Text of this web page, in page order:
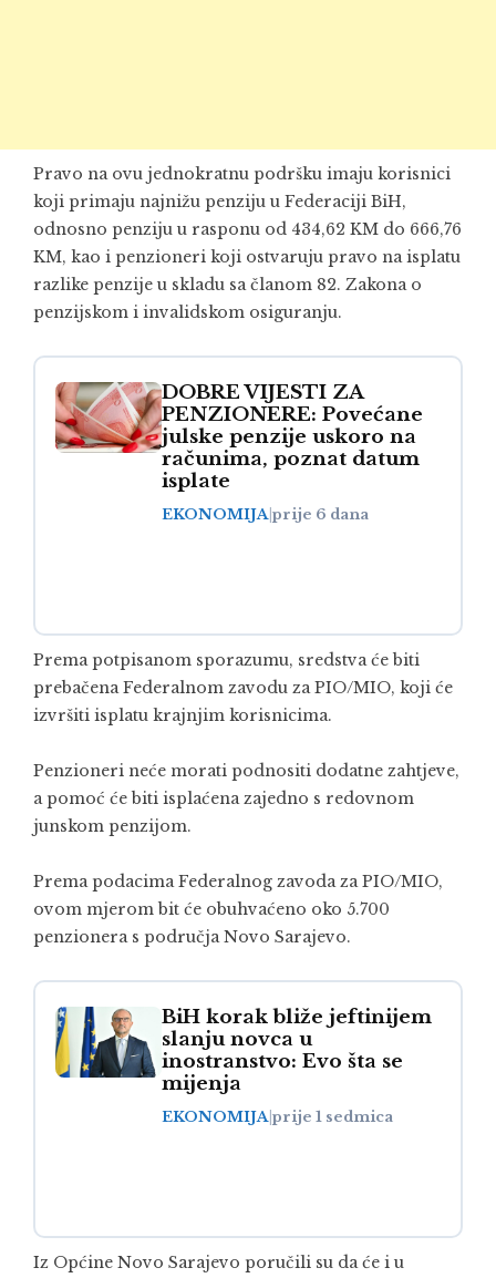
Pravo na ovu jednokratnu podršku imaju korisnici
koji primaju najnižu penziju u Federaciji BiH,
odnosno penziju u rasponu od 434,62 KM do 666,76
KM, kao i penzioneri koji ostvaruju pravo na isplatu
razlike penzije u skladu sa članom 82. Zakona o
penzijskom i invalidskom osiguranju.
DOBRE VIJESTI ZA
PENZIONERE: Povećane
julske penzije uskoro na
računima, poznat datum
isplate
EKONOMIJAprije 6 dana
Prema potpisanom sporazumu, sredstva će biti
prebačena Federalnom zavodu za PIO/MIO, koji će
izvršiti isplatu krajnjim korisnicima.
Penzioneri neće morati podnositi dodatne zahtjeve,
a pomoć će biti isplaćena zajedno s redovnom
junskom penzijom.
Prema podacima Federalnog zavoda za PIO/MIO,
ovom mjerom bit će obuhvaćeno oko 5.700
penzionera s područjaNovo Sarajevo.
BiH korak bliže jeftinijem
slanju novca u
inostranstvo: Evo šta se
mijenja
EKONOMIJAprije 1 sedmica
Iz Općine Novo Sarajevo poručili su da će i u